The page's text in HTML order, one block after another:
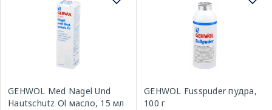
GEHWOL Med Nagel Und
Hautschutz Ol масло, 15 мл
GEHWOL Fusspuder пудра,
100 г